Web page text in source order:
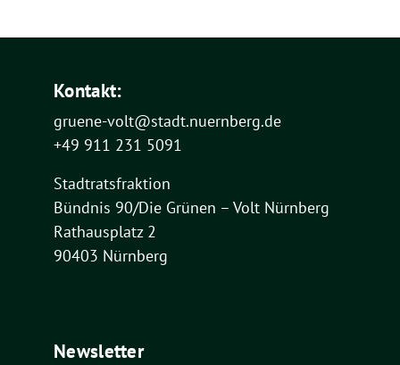
Kontakt:
gruene-volt@stadt.nuernberg.de
+49 911 231 5091
Stadtratsfraktion
Bündnis 90/Die Grünen – Volt Nürnberg
Rathausplatz 2
90403 Nürnberg
Newsletter